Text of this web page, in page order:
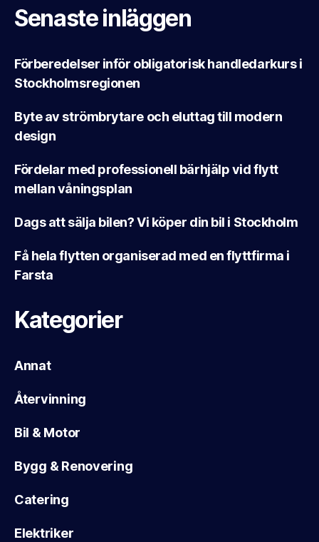
Senaste inläggen
Förberedelser inför obligatorisk handledarkurs i
Stockholmsregionen
Byte av strömbrytare och eluttag till modern
design
Fördelar med professionell bärhjälp vid flytt
mellan våningsplan
Dags att sälja bilen? Vi köper din bil i Stockholm
Få hela flytten organiserad med en flyttfirma i
Farsta
Kategorier
Annat
Återvinning
Bil & Motor
Bygg & Renovering
Catering
Elektriker